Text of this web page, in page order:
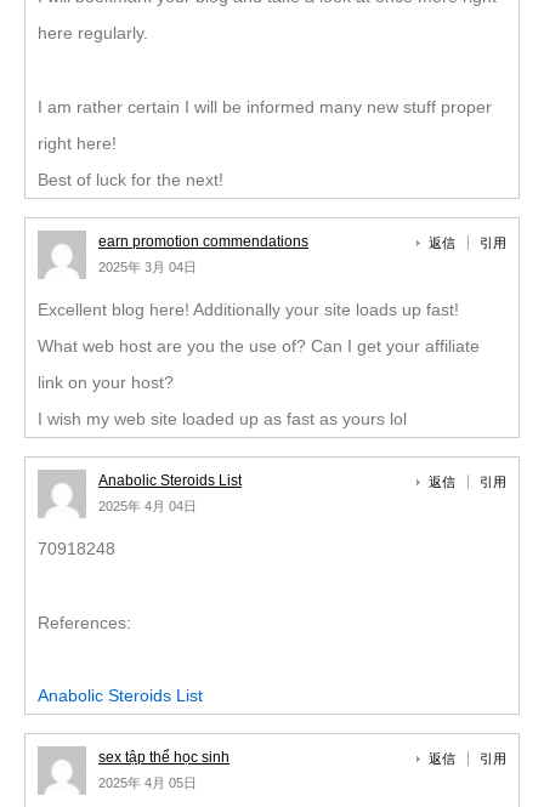
here regularly.
I am rather certain I will be informed many new stuff proper
right here!
Best of luck for the next!
earn promotion commendations
2025年 3月 04日
返信 引用
Excellent blog here! Additionally your site loads up fast!
What web host are you the use of? Can I get your affiliate
link on your host?
I wish my web site loaded up as fast as yours lol
Anabolic Steroids List
2025年 4月 04日
返信 引用
70918248
References:
Anabolic Steroids List
sex tập thể học sinh
2025年 4月 05日
返信 引用